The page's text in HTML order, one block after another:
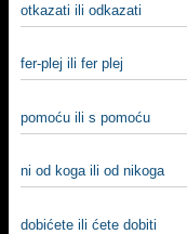
otkazati ili odkazati
fer-plej ili fer plej
pomoću ili s pomoću
ni od koga ili od nikoga
dobićete ili ćete dobiti